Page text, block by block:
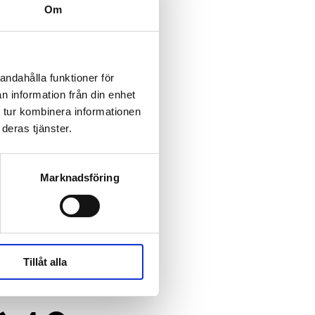
Om
funktioner för
information från din enhet
kombinera informationen
tjänster.
Marknadsföring
Tillåt alla